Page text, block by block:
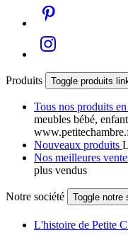
Produits Toggle produits
Tous nos produits
meubles bébé,
Nouveaux produits
Nos meilleures
plus vendus
Notre société Toggle notre
L'histoire de Petite